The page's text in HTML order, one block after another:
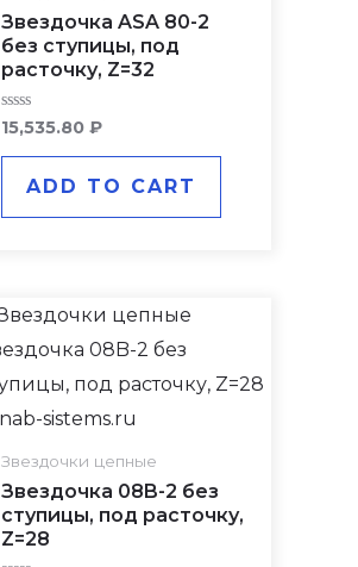
Звездочка ASA 80-2
без ступицы, под
расточку, Z=32
Rated
0
out
15,535.80 ₽
ADD TO CART
Звездочки цепные
Звездочка 08B-2 без
ступицы, под расточку,
Z=28